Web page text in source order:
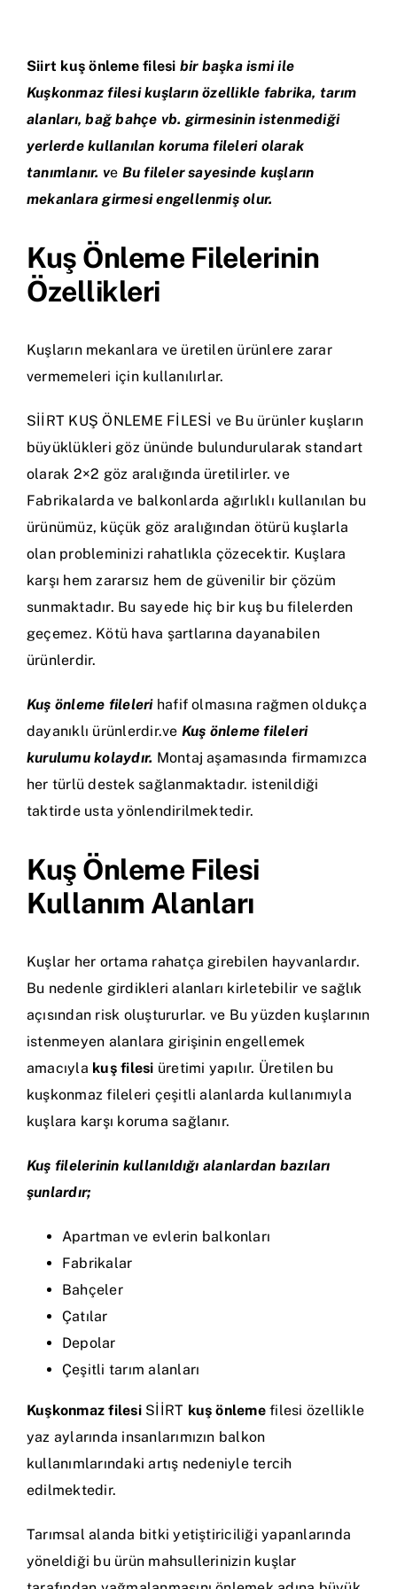
Siirt kuş önleme filesi bir başka ismi ile
Kuşkonmaz filesi kuşların özellikle fabrika, tarım
alanları, bağ bahçe vb. girmesinin istenmediği
yerlerde kullanılan koruma fileleri olarak
tanımlanır. ve Bu fileler sayesinde kuşların
mekanlara girmesi engellenmiş olur.
Kuş Önleme Filelerinin
Özellikleri
Kuşların mekanlara ve üretilen ürünlere zarar
vermemeleri için kullanılırlar.
SİİRT KUŞ ÖNLEME FİLESİ ve Bu ürünler kuşların
büyüklükleri göz ününde bulundurularak standart
olarak 2×2 göz aralığında üretilirler. ve
Fabrikalarda ve balkonlarda ağırlıklı kullanılan bu
ürünümüz, küçük göz aralığından ötürü kuşlarla
olan probleminizi rahatlıkla çözecektir. Kuşlara
karşı hem zararsız hem de güvenilir bir çözüm
sunmaktadır. Bu sayede hiç bir kuş bu filelerden
geçemez. Kötü hava şartlarına dayanabilen
ürünlerdir.
Kuş önleme filelerihafif olmasına rağmen oldukça
dayanıklı ürünlerdir.ve Kuş önleme fileleri
kurulumu kolaydır. Montaj aşamasında firmamızca
her türlü destek sağlanmaktadır. istenildiği
taktirde usta yönlendirilmektedir.
Kuş Önleme Filesi
Kullanım Alanları
Kuşlar her ortama rahatça girebilen hayvanlardır.
Bu nedenle girdikleri alanları kirletebilir ve sağlık
açısından risk oluştururlar. ve Bu yüzden kuşlarının
istenmeyen alanlara girişinin engellemek
amacıyla kuş filesi üretimi yapılır. Üretilen bu
kuşkonmaz fileleri çeşitli alanlarda kullanımıyla
kuşlara karşı koruma sağlanır.
Kuş filelerinin kullanıldığı alanlardan bazıları
şunlardır;
Apartman ve evlerin balkonları
Fabrikalar
Bahçeler
Çatılar
Depolar
Çeşitli tarım alanları
Kuşkonmaz filesi SİİRT kuş önlemefilesi özellikle
yaz aylarında insanlarımızın balkon
kullanımlarındaki artış nedeniyle tercih
edilmektedir.
Tarımsal alanda bitki yetiştiriciliği yapanlarında
yöneldiği bu ürün mahsullerinizin kuşlar